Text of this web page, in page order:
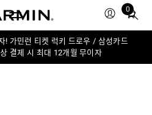
0
Total
in
! 가민런 티켓 럭키 드로우 / 삼성카드
결제 시 최대 12개월 무이자